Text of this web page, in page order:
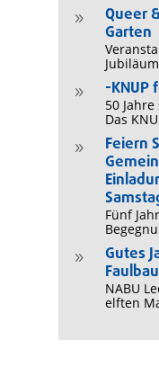
9
Queer
Garten
9 -KNUP
50
Das
9
Feiern
Fünf
9
Gutes
NABU
elften